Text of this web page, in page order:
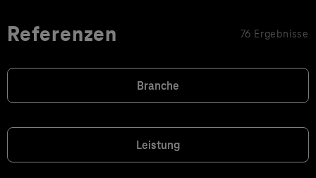
Referenzen 76 Ergebnisse
Branche
Leistung